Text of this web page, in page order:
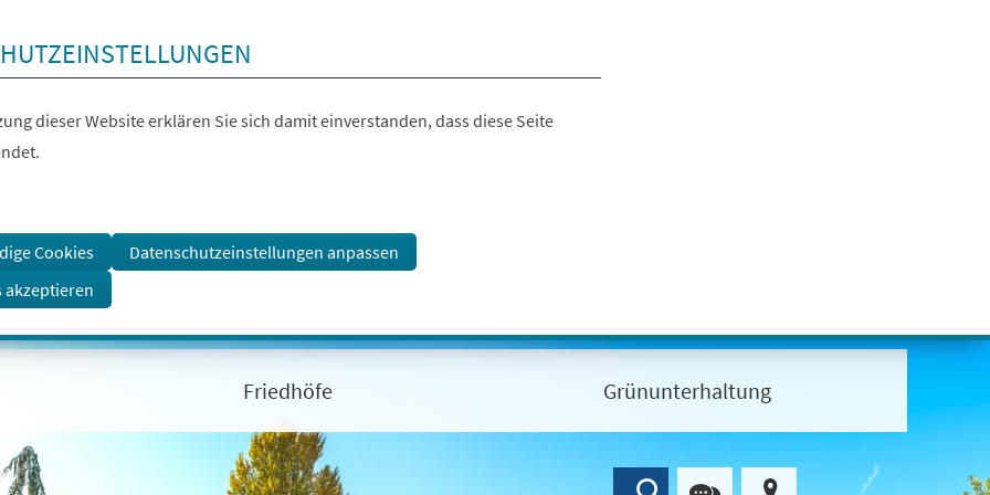
dieser Website erklären Sie sich damit einverstanden, dass diese Seite
Cookies
Datenschutzeinstellungen anpassen
akzeptieren
Friedhöfe Grünunterhaltung